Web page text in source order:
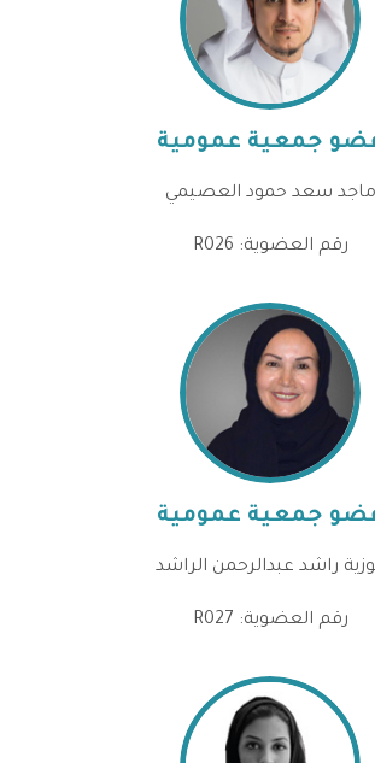
جمعية عمومية
ماجد سعد حمود العصيمي
رقم العضوية: R026
جمعية عمومية
راشد عبدالرحمن الراشد
رقم العضوية: R027